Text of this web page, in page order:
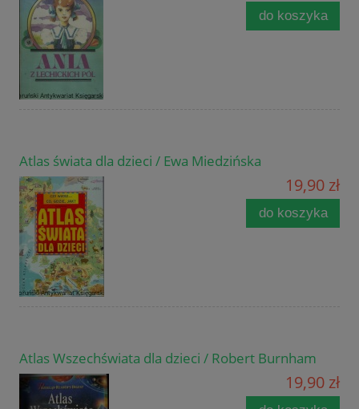
do koszyka
Atlas świata dla dzieci / Ewa Miedzińska
19,90 zł
do koszyka
Atlas Wszechświata dla dzieci / Robert Burnham
19,90 zł